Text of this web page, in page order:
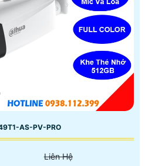
AS-PV-PRO
Liên Hệ